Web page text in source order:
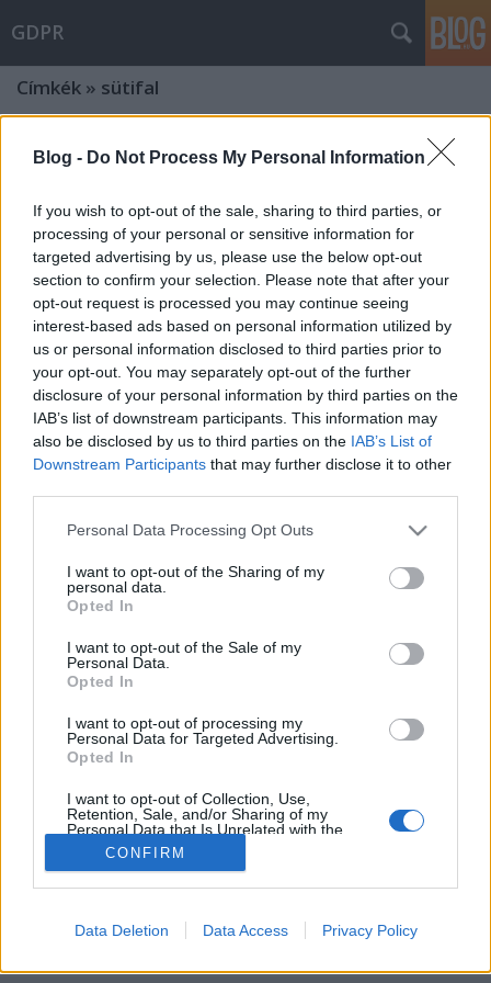
Blog - Do Not Process My Personal Information
If you wish to opt-out of the sale, sharing to third parties, or
processing of your personal or sensitive information for
targeted advertising by us, please use the below opt-out
section to confirm your selection. Please note that after your
opt-out request is processed you may continue seeing
interest-based ads based on personal information utilized by
us or personal information disclosed to third parties prior to
your opt-out. You may separately opt-out of the further
disclosure of your personal information by third parties on the
IAB’s list of downstream participants. This information may
also be disclosed by us to third parties on the IAB’s List of
Downstream Participants that may further disclose it to other
Please note that this website/app uses one or more Google
not limited to your visit or usage behaviour. You may click to
grant or deny consent to Google and its third-party tags to
use your data for below specified purposes in below Google
consent section.
Personal Data Processing Opt Outs
I want to opt-out of the Sharing of my
personal data.
Opted In
I want to opt-out of the Sale of my
Personal Data.
Opted In
I want to opt-out of processing my
Personal Data for Targeted Advertising.
Opted In
I want to opt-out of Collection, Use,
Retention, Sale, and/or Sharing of my
Personal Data that Is Unrelated with the
Purposes for which it was collected.
Opted Out
related to advertising like cookies on web or
CONFIRM
Data Deletion Data Access Privacy Policy
GDPR
Címkék » sütifal
Németország: Sütimentes böngészés
poklaszlo•2023. április 11.
A sütifalak (cookie walls) témája évek óta megosztja
az adatvédelemmel foglalkozókat, sőt az
adatvédelmi hatóságokat is. Bár többféle sütifal
létezik, az egyik leggyakoribb megoldás, hogy a
felhasználó választhat: (i) a tartalomhoz való
hozzáférésért cserébe hozzájárul a sütik
telepítéséhez és így…
Sütiből van a kerítés?
dán adatvédelmi hatóság új iránymutatása
poklaszlo•2023. március 21.
alkalmazásával kapcsolatos témák jelentős
figyelmet kaptak az utóbbi években. Ahogyan az
terítékre kerülő sütikre is igaz: ahány ház, annyi
szokás, azaz hiába az EU-n belüli közös
szabályozási…
SÜTI BEÁLLÍTÁSOK MÓDOSÍTÁSA